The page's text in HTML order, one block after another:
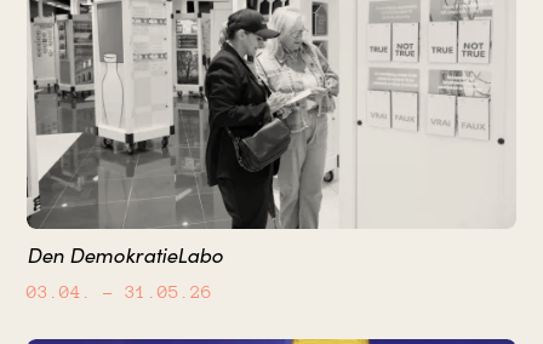
Den DemokratieLabo
03.04. – 31.05.26